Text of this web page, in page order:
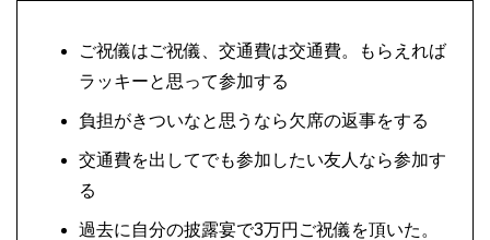
ご祝儀はご祝儀、交通費は交通費。もらえれば
ラッキーと思って参加する
負担がきついなと思うなら欠席の返事をする
交通費を出してでも参加したい友人なら参加す
る
過去に自分の披露宴で3万円ご祝儀を頂いた。